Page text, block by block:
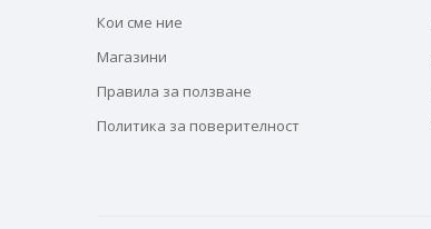
Кои сме ние
Магазини
Правила за ползване
Политика за поверителност